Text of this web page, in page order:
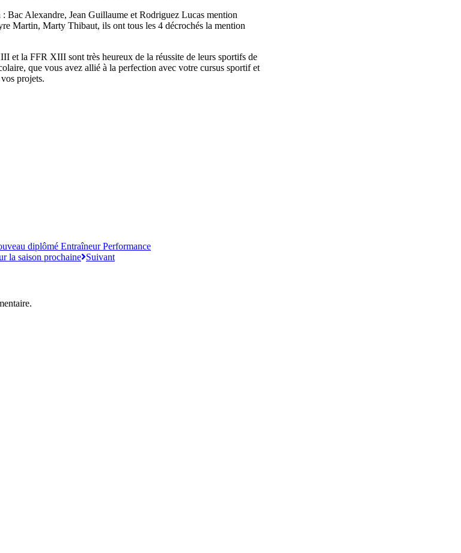
Bac Alexandre, Jean Guillaume et Rodriguez Lucas mention
Martin, Marty Thibaut, ils ont tous les 4 décrochés la mention
et la FFR XIII sont très heureux de la réussite de leurs sportifs de
que vous avez allié à la perfection avec votre cursus sportif et
projets.
diplômé Entraîneur Performance
la saison prochaine Suivant